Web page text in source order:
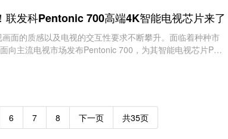
联发科Pentonic 700高端4K智能电视芯片来了
面的质感以及电视的交互性要求不断攀升。面临着种种市
向主流电视市场发布Pentonic 700，为其智能电视芯片Pent
6 7 8 下一页 共35页